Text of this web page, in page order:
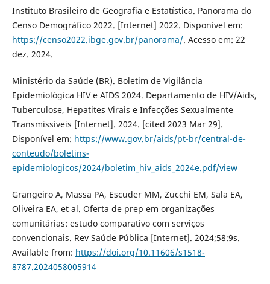
Instituto Brasileiro de Geografia e Estatística. Panorama do
Censo Demográfico 2022. [Internet] 2022. Disponível em:
https://censo2022.ibge.gov.br/panorama/. Acesso em: 22
dez. 2024.
Ministério da Saúde (BR). Boletim de Vigilância
Epidemiológica HIV e AIDS 2024. Departamento de HIV/Aids,
Tuberculose, Hepatites Virais e Infecções Sexualmente
Transmissíveis [Internet]. 2024. [cited 2023 Mar 29].
Disponível em: https://www.gov.br/aids/pt-br/central-de-
conteudo/boletins-
epidemiologicos/2024/boletim_hiv_aids_2024e.pdf/view
Grangeiro A, Massa PA, Escuder MM, Zucchi EM, Sala EA,
Oliveira EA, et al. Oferta de prep em organizações
comunitárias: estudo comparativo com serviços
convencionais. Rev Saúde Pública [Internet]. 2024;58:9s.
Available from: https://doi.org/10.11606/s1518-
8787.2024058005914